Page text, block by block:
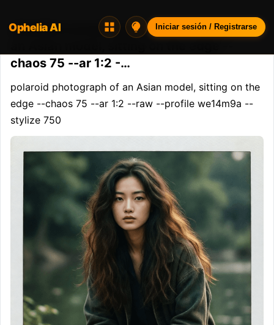
Opheliaai prompt:polaroid photograph of
chaos 75 --ar 1:2 -…
polaroid photograph of an Asian model, sitting on the
edge --chaos 75 --ar 1:2 --raw --profile we14m9a --
stylize 750
Ophelia AI Iniciar sesión / Registrarse